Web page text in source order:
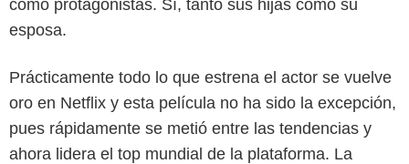
como protagonistas. Sí, tanto sus hijas como su
esposa.
Prácticamente todo lo que estrena el actor se vuelve
oro en Netflix y esta película no ha sido la excepción,
pues rápidamente se metió entre las tendencias y
ahora lidera el top mundial de la plataforma. La